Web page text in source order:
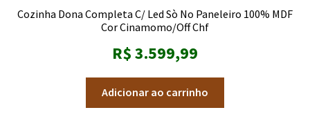
Cozinha Dona Completa C/ Led Sò No Paneleiro 100% MDF
Cor Cinamomo/Off Chf
R$3.599,99
Adicionar ao carrinho